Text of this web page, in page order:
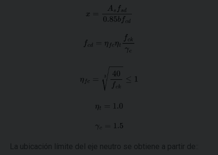
La ubicación límite del eje neutro se obtiene a partir de::